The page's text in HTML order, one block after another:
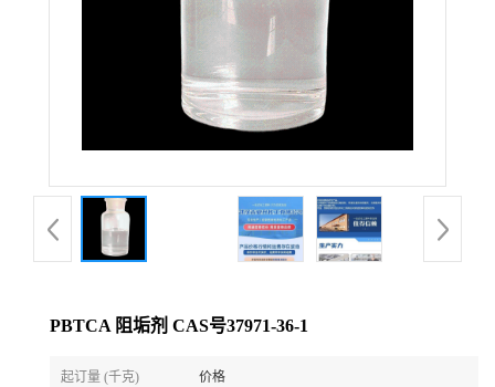
PBTCA 阻垢剂 CAS号37971-36-1
起订量 (千克) 价格